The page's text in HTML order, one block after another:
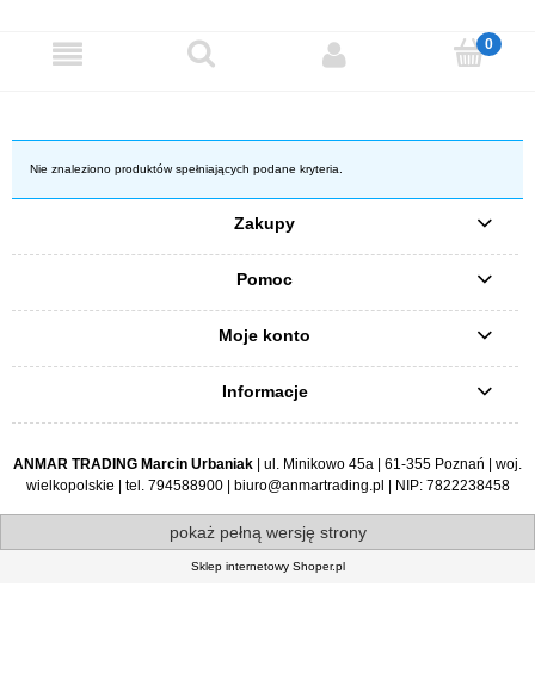
Nie znaleziono produktów spełniających podane kryteria.
Zakupy
Pomoc
Moje konto
Informacje
ANMAR TRADING Marcin Urbaniak | ul. Minikowo 45a | 61-355 Poznań | woj.
wielkopolskie | tel. 794588900| biuro@anmartrading.pl | NIP: 7822238458
pokaż pełną wersję strony
Sklep internetowy Shoper.pl